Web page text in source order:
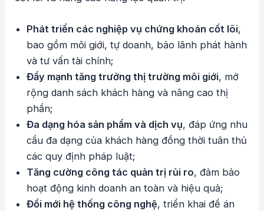
Phát triển các nghiệp vụ chứng khoán cốt lõi,
bao gồm môi giới, tự doanh, bảo lãnh phát hành
và tư vấn tài chính;
Đẩy mạnh tăng trưởng thị trường môi giới, mở
rộng danh sách khách hàng và nâng cao thị
phần;
Đa dạng hóa sản phẩm và dịch vụ, đáp ứng nhu
cầu đa dạng của khách hàng đồng thời tuân thủ
các quy định pháp luật;
Tăng cường công tác quản trị rủi ro, đảm bảo
hoạt động kinh doanh an toàn và hiệu quả;
Đổi mới hệ thống công nghệ, triển khai đề án